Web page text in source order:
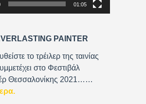
01:05
PAINTER
το τρέιλερ της ταινίας
στο Φεστιβάλ
Θεσσαλονίκης 2021……
.